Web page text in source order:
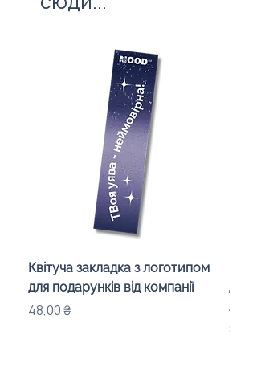
Квітуча закладка з логотипом
для подарунків від компанії
Ціна
48,00 ₴
для
Ціна